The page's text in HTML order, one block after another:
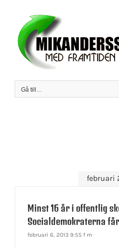
innehållet
Gå till…
februari
Minst 16 år i offentlig
Socialdemokraterna
februari 6, 2013 9:55 f m